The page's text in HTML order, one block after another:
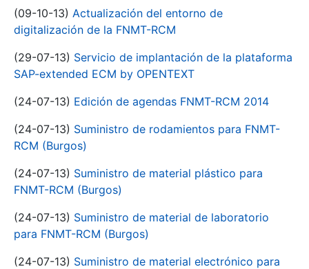
(09-10-13) Actualización del entorno de
digitalización de la FNMT-RCM
(29-07-13) Servicio de implantación de la plataforma
SAP-extended ECM by OPENTEXT
(24-07-13) Edición de agendas FNMT-RCM 2014
(24-07-13) Suministro de rodamientos para FNMT-
RCM (Burgos)
(24-07-13) Suministro de material plástico para
FNMT-RCM (Burgos)
(24-07-13) Suministro de material de laboratorio
para FNMT-RCM (Burgos)
(24-07-13) Suministro de material electrónico para